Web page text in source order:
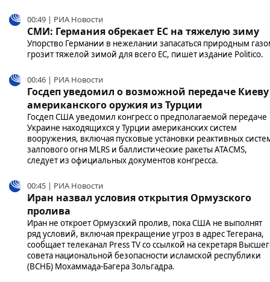
00:49 | РИА Новости
СМИ: Германия обрекает ЕС на тяжелую зиму
Упорство Германии в нежелании запасаться природным
грозит тяжелой зимой для всего ЕС, пишет издание Politico.
00:46 | РИА Новости
Госдеп уведомил о возможной передаче Киеву
американского оружия из Турции
Госдеп США уведомил конгресс о предполагаемой передаче
Украине находящихся у Турции американских систем
вооружения, включая пусковые установки реактивных
залпового огня MLRS и баллистические ракеты ATACMS,
следует из официальных документов конгресса.
00:45 | РИА Новости
Иран назвал условия открытия Ормузского
пролива
Иран не откроет Ормузский пролив, пока США не выполнят
ряд условий, включая прекращение угроз в адрес Тегерана,
сообщает телеканал Press TV со ссылкой на секретаря
совета национальной безопасности исламской республики
(ВСНБ) Мохаммада-Багера Зольгадра.